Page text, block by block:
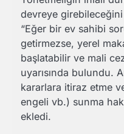
devreye
“Eğer bir ev sahibi
getirmezse, yerel
başlatabilir ve mali
uyarısında bulundu.
kararlara itiraz etme
engeli vb.) sunma
ekledi.